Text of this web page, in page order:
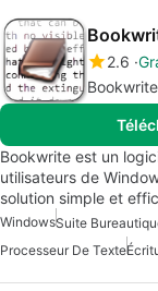
2.6
Bookwrite est un
utilisateurs de
solution simple et
Windows
Processeur De Texte